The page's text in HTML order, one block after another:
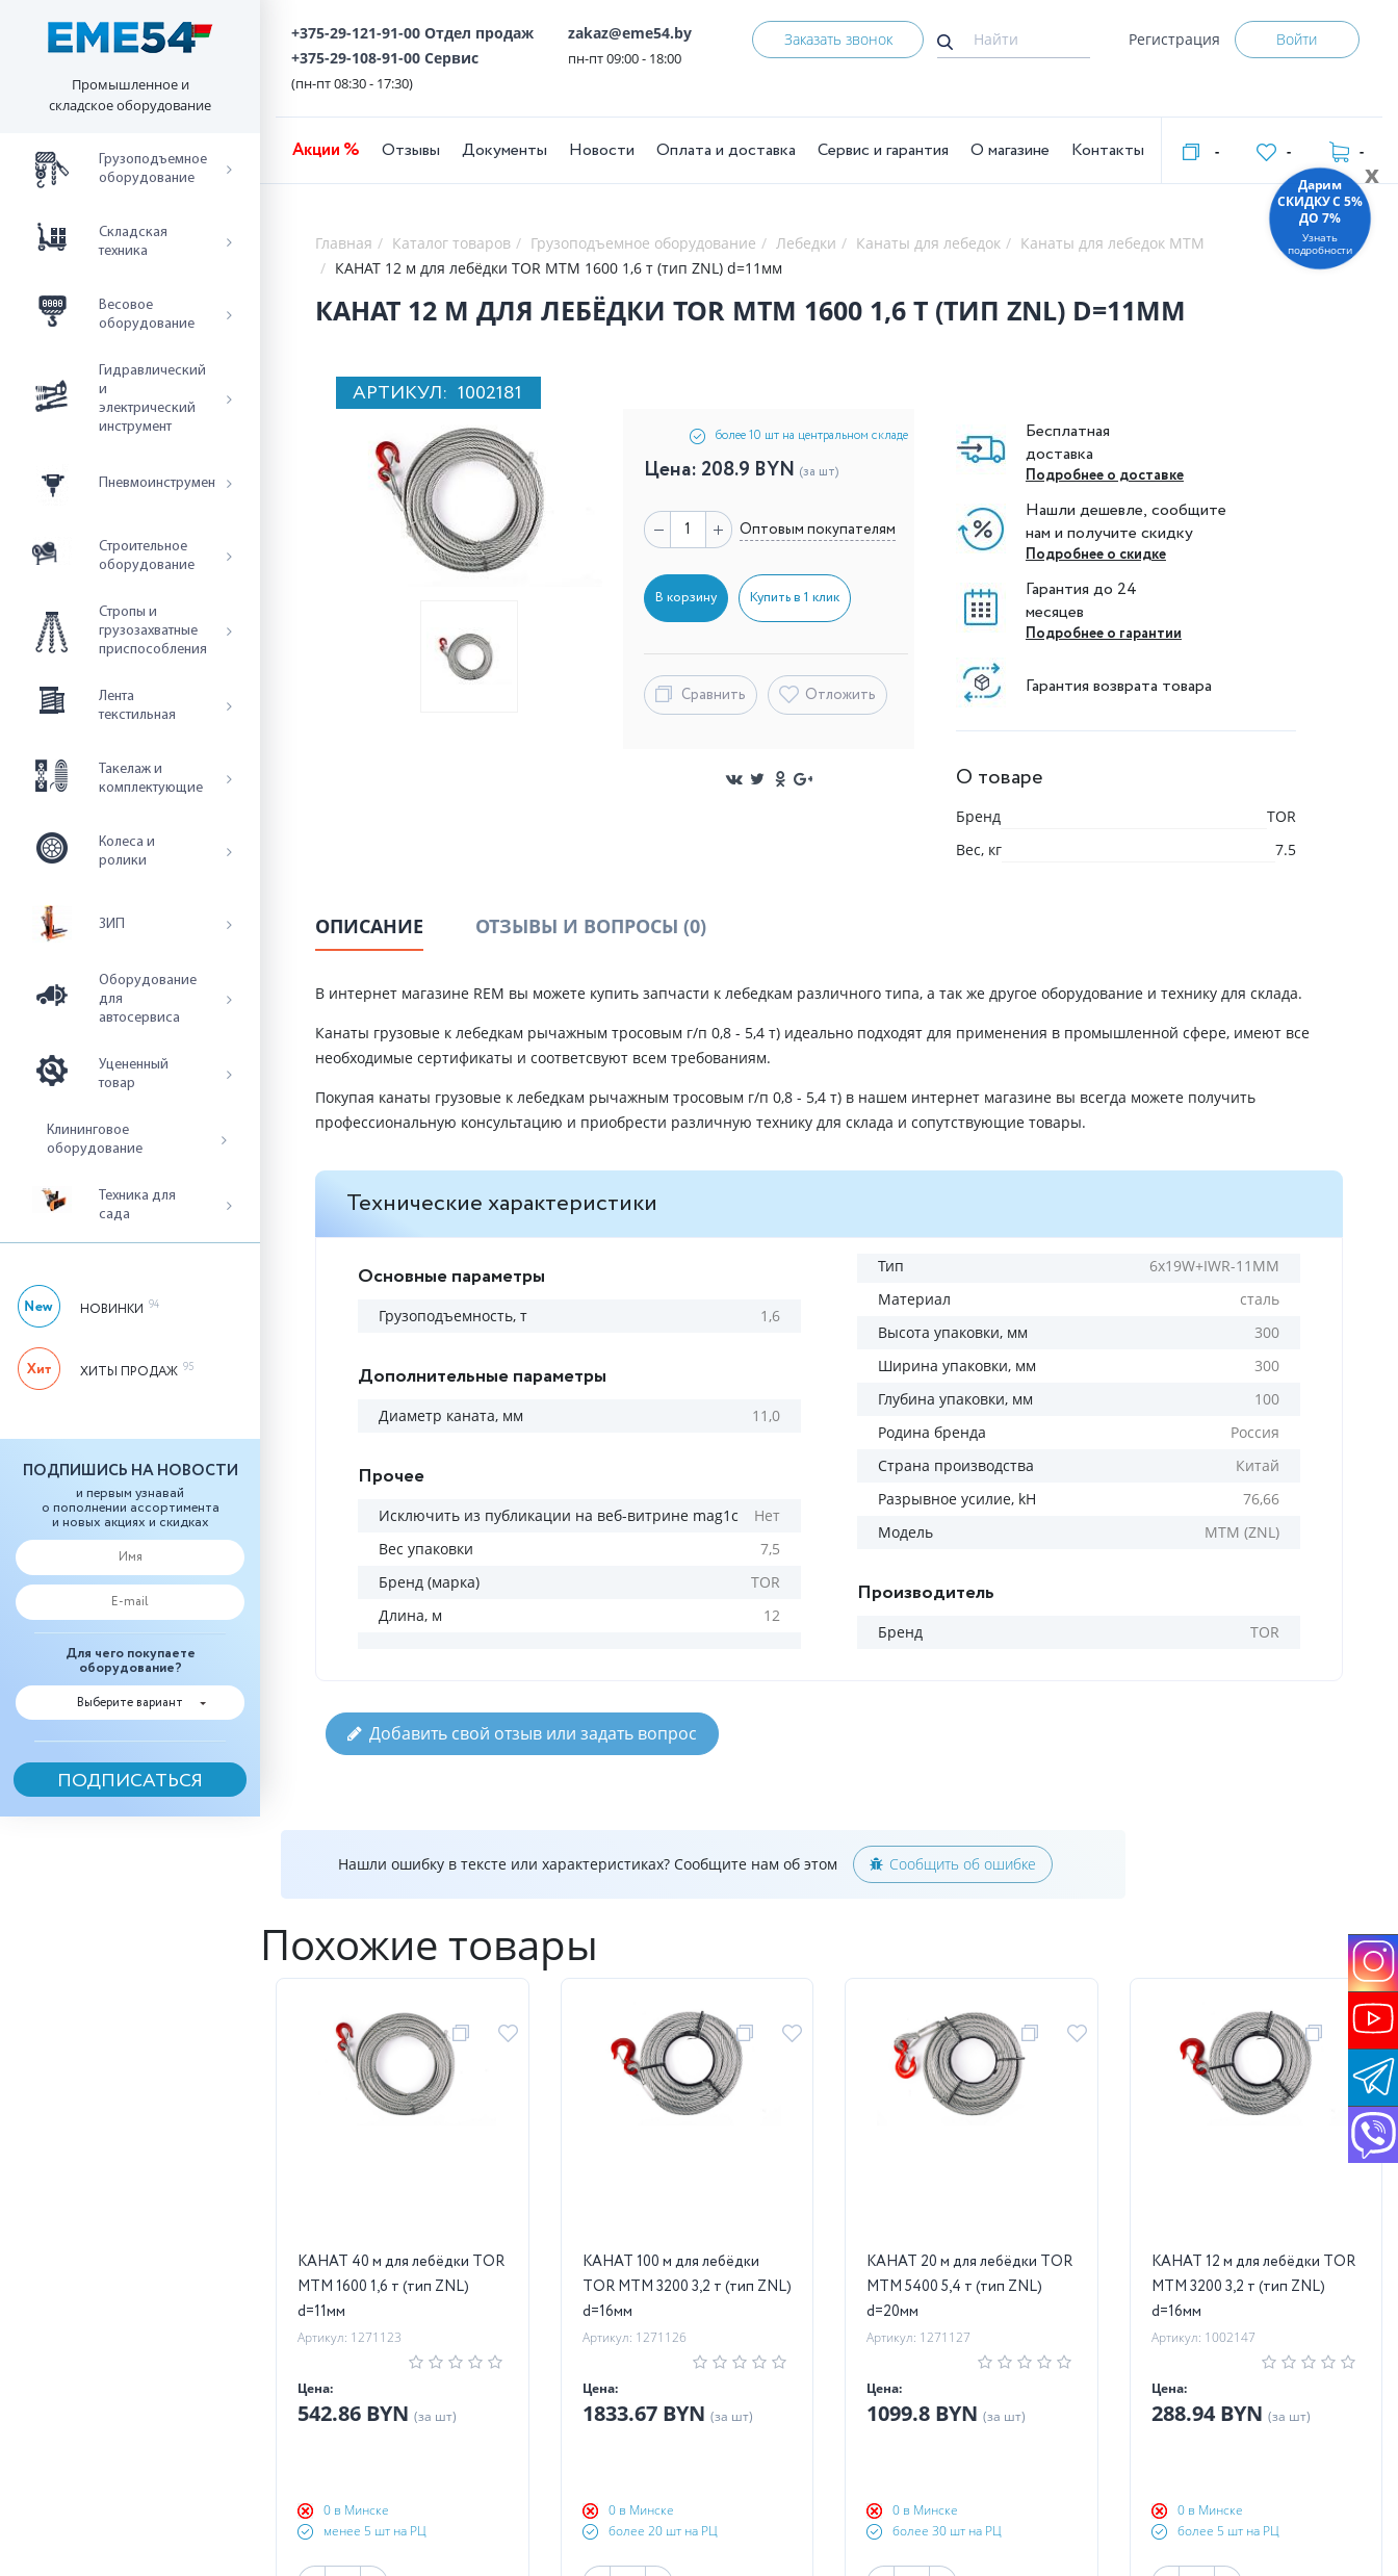
Промышленное и
складское оборудование
Грузоподъемное
оборудование
Складская
техника
Весовое
оборудование
Гидравлический
и
электрический
инструмент
Пневмоинструмент
Строительное
оборудование
Стропы и
грузозахватные
приспособления
Лента
текстильная
Такелаж и
комплектующие
Колеса и
ролики
ЗИП
Оборудование
для
автосервиса
Уцененный
товар
Клининговое
оборудование
Техника для
сада
НОВИНКИ 94
ХИТЫ ПРОДАЖ 95
ПОДПИШИСЬ НА НОВОСТИ
и первым узнавай
о пополнении ассортимента
и новых акциях и скидках
Для чего покупаете
оборудование?
Выберите вариант
+375-29-121-91-00 Отдел продаж
+375-29-108-91-00 Сервис
(пн-пт 08:30 - 17:30)
zakaz@eme54.by
пн-пт 09:00 - 18:00
Заказать звонок Регистрация Войти
Акции % Отзывы Документы Новости Оплата и доставка Сервис и гарантия О магазине Контакты - - -
Главная Каталог товаров Грузоподъемное оборудование Лебедки Канаты для лебедок
Канаты для лебедок MTM
КАНАТ 12 м для лебёдки TOR МТМ 1600 1,6 т (тип ZNL) d=11мм
КАНАТ 12 М ДЛЯ ЛЕБЁДКИ TOR МТМ 1600 1,6 Т (ТИП ZNL) D=11ММ
АРТИКУЛ: 1002181
более 10 шт на центральном складе
Цена: 208.9 BYN (за шт)
Оптовым покупателям
В корзину Купить в 1 клик
Сравнить Отложить
Бесплатная
доставка
Подробнее о доставке
Нашли дешевле, сообщите
нам и получите скидку
Подробнее о скидке
Гарантия до 24
месяцев
Подробнее о гарантии
Гарантия возврата товара
О товаре
Бренд
TOR
Вес, кг
7.5
ОПИСАНИЕ ОТЗЫВЫ И ВОПРОСЫ (0)
В интернет магазине REM вы можете купить запчасти к лебедкам различного типа, а так же другое оборудование и технику для склада.
Канаты грузовые к лебедкам рычажным тросовым г/п 0,8 - 5,4 т) идеально подходят для применения в промышленной сфере, имеют все
необходимые сертификаты и соответсвуют всем требованиям.
Покупая канаты грузовые к лебедкам рычажным тросовым г/п 0,8 - 5,4 т) в нашем интернет магазине вы всегда можете получить
профессиональную консультацию и приобрести различную технику для склада и сопутствующие товары.
Технические характеристики
Основные параметры
Грузоподъемность, т 1,6
Дополнительные параметры
Диаметр каната, мм 11,0
Прочее
Исключить из публикации на веб-витрине mag1c
Нет
Вес упаковки
7,5
Бренд (марка)
TOR
Длина, м
12
Тип
6x19W+IWR-11MM
Материал
сталь
Высота упаковки, мм
300
Ширина упаковки, мм
300
Глубина упаковки, мм
100
Родина бренда
Россия
Страна производства
Китай
Разрывное усилие, kH
76,66
Модель
MTM (ZNL)
Производитель
Бренд TOR
Добавить свой отзыв или задать вопрос
Нашли ошибку в тексте или характеристиках? Сообщите нам об этом Сообщить об ошибке
Похожие товары
КАНАТ 40 м для лебёдки TOR
МТМ 1600 1,6 т (тип ZNL)
d=11мм
Артикул: 1271123
Цена:
542.86 BYN (за шт)
0 в Минске
менее 5 шт на РЦ
КАНАТ 100 м для лебёдки
TOR МТМ 3200 3,2 т (тип ZNL)
d=16мм
Артикул: 1271126
Цена:
1833.67 BYN (за шт)
0 в Минске
более 20 шт на РЦ
КАНАТ 20 м для лебёдки TOR
МТМ 5400 5,4 т (тип ZNL)
d=20мм
Артикул: 1271127
Цена:
1099.8 BYN (за шт)
0 в Минске
более 30 шт на РЦ
КАНАТ 12 м для лебёдки TOR
МТМ 3200 3,2 т (тип ZNL)
d=16мм
Артикул: 1002147
Цена:
288.94 BYN (за шт)
0 в Минске
более 5 шт на РЦ
x
Дарим
СКИДКУ C 5%
ДО 7%
Узнать
подробности